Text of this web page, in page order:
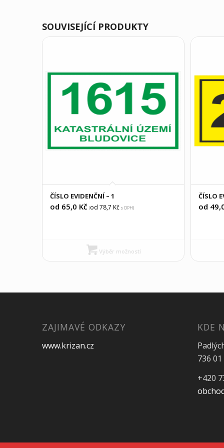
SOUVISEJÍCÍ PRODUKTY
ČÍSLO EVIDENČNÍ – 1
od 65,0 Kč (od 78,7 Kčs DPH)
Výběr možností
ČÍSLO
od
ZAJIMAVÉ ODKAZY
www.krizan.cz
KDE
736
+420